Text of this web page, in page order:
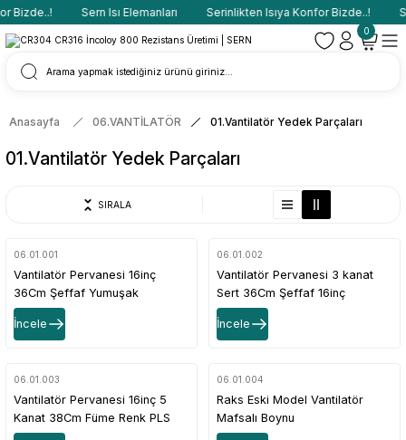
Bizde..! Sern Isı Elemanları Serinlikten Isıya Konfor Bizde..!
0
Anasayfa 06.VANTİLATÖR 01.Vantilatör Yedek Parçaları
01.Vantilatör Yedek Parçaları
SIRALA
06.01.001
Vantilatör Pervanesi 16inç
36Cm Şeffaf Yumuşak
İncele
06.01.002
Vantilatör Pervanesi 3 kanat
Sert 36Cm Şeffaf 16inç
İncele
06.01.003
Vantilatör Pervanesi 16inç 5
Kanat 38Cm Füme Renk PLS
06.01.004
Raks Eski Model Vantilatör
Mafsalı Boynu